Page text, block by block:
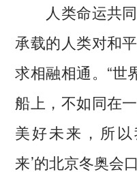
人类命运共同
承载的人类对和
求相融相通。“世
船上，不如同在
美好未来，所
来’的北京冬奥会